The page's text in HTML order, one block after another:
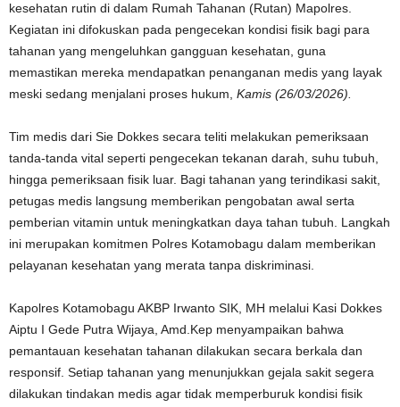
kesehatan rutin di dalam Rumah Tahanan (Rutan) Mapolres.
Kegiatan ini difokuskan pada pengecekan kondisi fisik bagi para
tahanan yang mengeluhkan gangguan kesehatan, guna
memastikan mereka mendapatkan penanganan medis yang layak
meski sedang menjalani proses hukum, Kamis (26/03/2026).
Tim medis dari Sie Dokkes secara teliti melakukan pemeriksaan
tanda-tanda vital seperti pengecekan tekanan darah, suhu tubuh,
hingga pemeriksaan fisik luar. Bagi tahanan yang terindikasi sakit,
petugas medis langsung memberikan pengobatan awal serta
pemberian vitamin untuk meningkatkan daya tahan tubuh. Langkah
ini merupakan komitmen Polres Kotamobagu dalam memberikan
pelayanan kesehatan yang merata tanpa diskriminasi.
Kapolres Kotamobagu AKBP Irwanto SIK, MH melalui Kasi Dokkes
Aiptu I Gede Putra Wijaya, Amd.Kep menyampaikan bahwa
pemantauan kesehatan tahanan dilakukan secara berkala dan
responsif. Setiap tahanan yang menunjukkan gejala sakit segera
dilakukan tindakan medis agar tidak memperburuk kondisi fisik